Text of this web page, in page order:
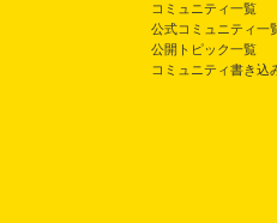
コミュニティ一覧
公式コミュニティ一
公開トピック一覧
コミュニティ書き込